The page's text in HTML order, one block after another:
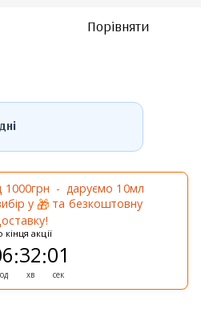
Порівняти
1000грн - даруємо 10мл
у 🎁 та безкоштовну
кінця акції
:32
хв
:01
сек